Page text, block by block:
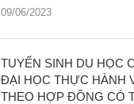
09/06/2023
TUYỂN SINH DU HỌC
ĐẠI HỌC THỰC HÀNH
THEO HỢP ĐỒNG CÓ